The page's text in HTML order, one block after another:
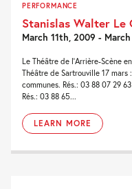
PERFORMANCE
Stanislas Walter Le
March 11th, 2009 -
Le Théâtre de l’Arrière-Scène
Théâtre de Sartrouville 17 mars
communes. Rés.: 03 88 07 29
Rés.: 03 88 65...
LEARN MORE